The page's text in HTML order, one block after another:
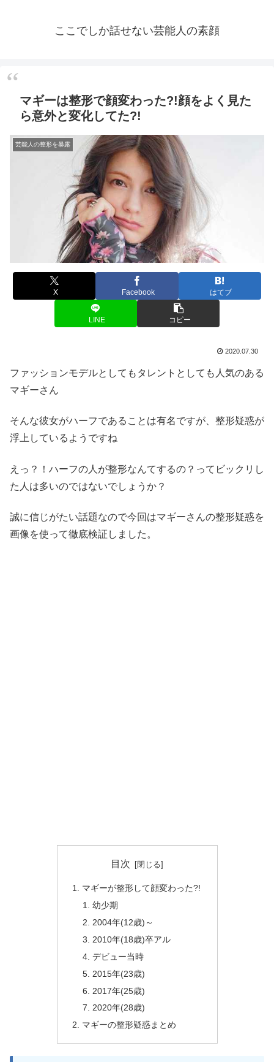
ここでしか話せない芸能人の素顔
マギーは整形で顔変わった?!顔をよく見た
ら意外と変化してた?!
芸能人の整形を暴露
X Facebook はてブ
LINE コピー
2020.07.30
ファッションモデルとしてもタレントとしても人気のある
マギーさん
そんな彼女がハーフであることは有名ですが、整形疑惑が
浮上しているようですね
えっ？！ハーフの人が整形なんてするの？ってビックリし
た人は多いのではないでしょうか？
誠に信じがたい話題なので今回はマギーさんの整形疑惑を
画像を使って徹底検証しました。
目次
マギーが整形して顔変わった?!
幼少期
2004年(12歳)～
2010年(18歳)卒アル
デビュー当時
2015年(23歳)
2017年(25歳)
2020年(28歳)
マギーの整形疑惑まとめ